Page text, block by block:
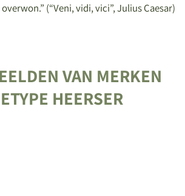
(“Veni, vidi, vici”, Julius Caesar)
VAN MERKEN
HEERSER